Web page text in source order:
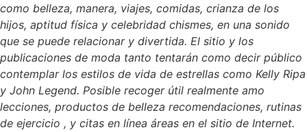
como belleza, manera, viajes, comidas, crianza de los
hijos, aptitud física y celebridad chismes, en una sonido
que se puede relacionar y divertida. El sitio y los
publicaciones de moda tanto tentarán como decir público
contemplar los estilos de vida de estrellas como Kelly Ripa
y John Legend. Posible recoger útil realmente amo
lecciones, productos de belleza recomendaciones, rutinas
de ejercicio , y citas en línea áreas en el sitio de Internet.